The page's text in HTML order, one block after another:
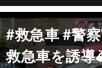
#救急車 #警
救急車を誘